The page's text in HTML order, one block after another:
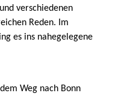
verschiedenen
Reden. Im
es ins nahegelegene
Weg nach Bonn